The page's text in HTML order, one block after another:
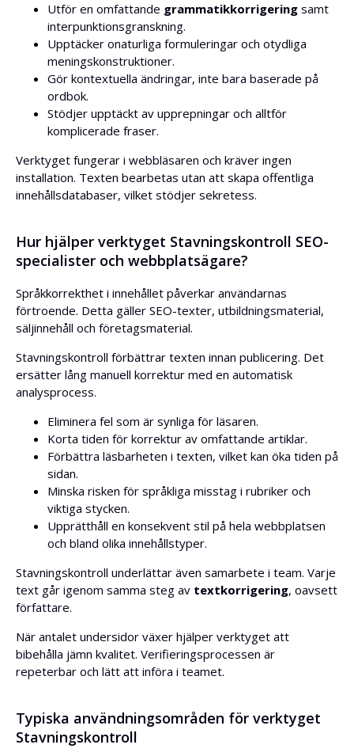
Utför en omfattande grammatikkorrigering samt
interpunktionsgranskning.
Upptäcker onaturliga formuleringar och otydliga
meningskonstruktioner.
Gör kontextuella ändringar, inte bara baserade på
ordbok.
Stödjer upptäckt av upprepningar och alltför
komplicerade fraser.
Verktyget fungerar i webbläsaren och kräver ingen
installation. Texten bearbetas utan att skapa offentliga
innehållsdatabaser, vilket stödjer sekretess.
Hur hjälper verktyget Stavningskontroll SEO-
specialister och webbplatsägare?
Språkkorrekthet i innehållet påverkar användarnas
förtroende. Detta gäller SEO-texter, utbildningsmaterial,
säljinnehåll och företagsmaterial.
Stavningskontroll förbättrar texten innan publicering. Det
ersätter lång manuell korrektur med en automatisk
analysprocess.
Eliminera fel som är synliga för läsaren.
Korta tiden för korrektur av omfattande artiklar.
Förbättra läsbarheten i texten, vilket kan öka tiden på
sidan.
Minska risken för språkliga misstag i rubriker och
viktiga stycken.
Upprätthåll en konsekvent stil på hela webbplatsen
och bland olika innehållstyper.
Stavningskontroll underlättar även samarbete i team. Varje
text går igenom samma steg av textkorrigering, oavsett
författare.
När antalet undersidor växer hjälper verktyget att
bibehålla jämn kvalitet. Verifieringsprocessen är
repeterbar och lätt att införa i teamet.
Typiska användningsområden för verktyget
Stavningskontroll